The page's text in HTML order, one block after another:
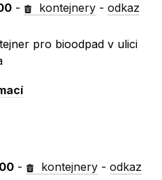
- kontejnery -odkaz
pro bioodpad v ulici
- kontejnery -odkaz